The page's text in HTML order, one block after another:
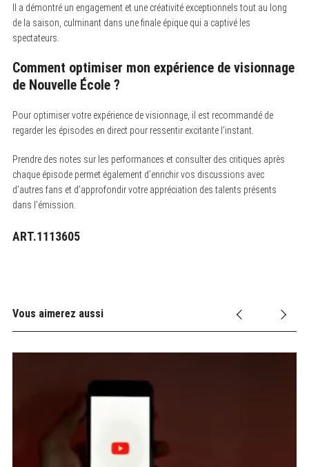
Il a démontré un engagement et une créativité exceptionnels tout au long
de la saison, culminant dans une finale épique qui a captivé les
spectateurs.
Comment optimiser mon expérience de visionnage
de Nouvelle École ?
Pour optimiser votre expérience de visionnage, il est recommandé de
regarder les épisodes en direct pour ressentir excitante l’instant.
Prendre des notes sur les performances et consulter des critiques après
chaque épisode permet également d’enrichir vos discussions avec
d’autres fans et d’approfondir votre appréciation des talents présents
dans l’émission.
ART.1113605
Vous aimerez aussi